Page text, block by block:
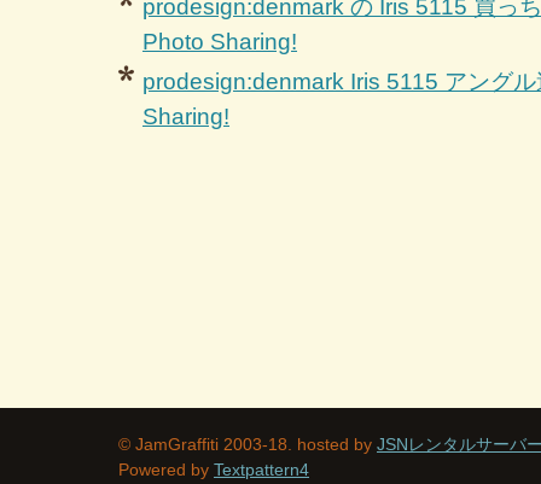
prodesign:denmark の Iris 5115 買っ
Photo Sharing!
prodesign:denmark Iris 5115 アング
Sharing!
© JamGraffiti 2003-18. hosted by JSNレンタルサーバ
Powered by Textpattern4